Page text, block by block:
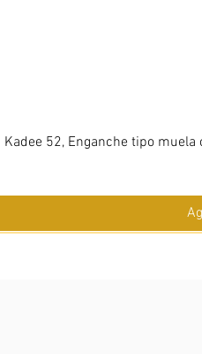
Kadee 52, Enganche tipo